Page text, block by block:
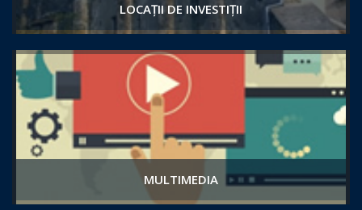
LOCAȚII DE INVESTIȚII
MULTIMEDIA